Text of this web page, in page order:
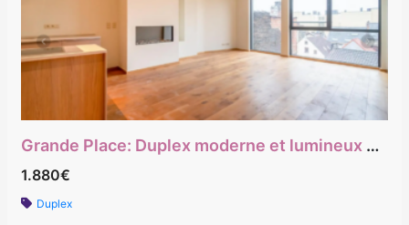
Grande Place: Duplex moderne et lumineux 3 chambres
1.880€
Duplex